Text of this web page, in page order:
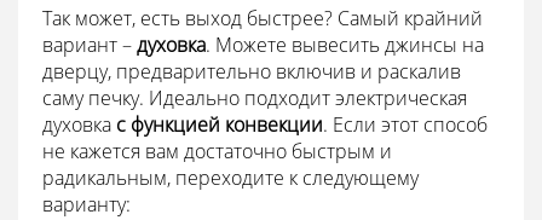
Так может, есть выход быстрее? Самый крайний
вариант –духовка. Можете вывесить джинсы на
дверцу, предварительно включив и раскалив
саму печку. Идеально подходит электрическая
духовка с функцией конвекции. Если этот способ
не кажется вам достаточно быстрым и
радикальным, переходите к следующему
варианту: